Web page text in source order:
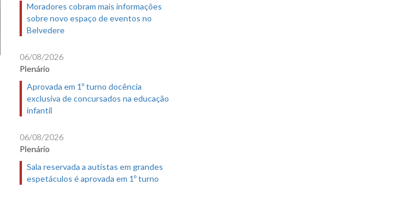
Moradores cobram mais informações
sobre novo espaço de eventos no
Belvedere
06/08/2026
Plenário
Aprovada em 1º turno docência
exclusiva de concursados na educação
infantil
06/08/2026
Plenário
Sala reservada a autistas em grandes
espetáculos é aprovada em 1º turno